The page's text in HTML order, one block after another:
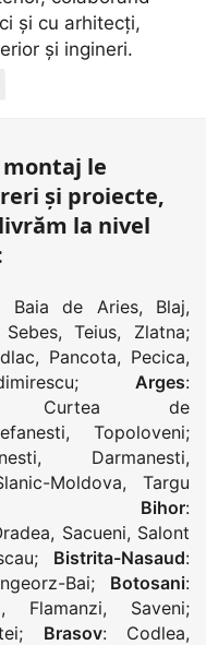
și cu arhitecţi,
și ingineri.
le
și proiecte,
la nivel
Baia de Aries, Blaj,
Sebes,Teius, Zlatna;
, Pancota, Pecica,
; Arges:
Curtea de
, Topoloveni;
, Darmanesti,
Moldova, Targu
Bihor:
, Sacueni, Salont
; Bistrita-Nasaud:
Bai; Botosani:
, Flamanzi, Saveni;
; Brasov: Codlea,